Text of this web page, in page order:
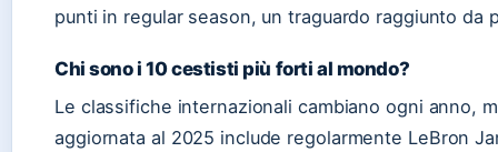
punti in regular season, un traguardo raggiunto da
Chi sono i 10 cestisti più forti al mondo?
Le classifiche internazionali cambiano ogni anno,
aggiornata al 2025 include regolarmente LeBron